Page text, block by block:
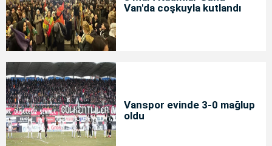
Van'da coşkuyla kutlandı
Vanspor evinde 3-0 mağlup
oldu